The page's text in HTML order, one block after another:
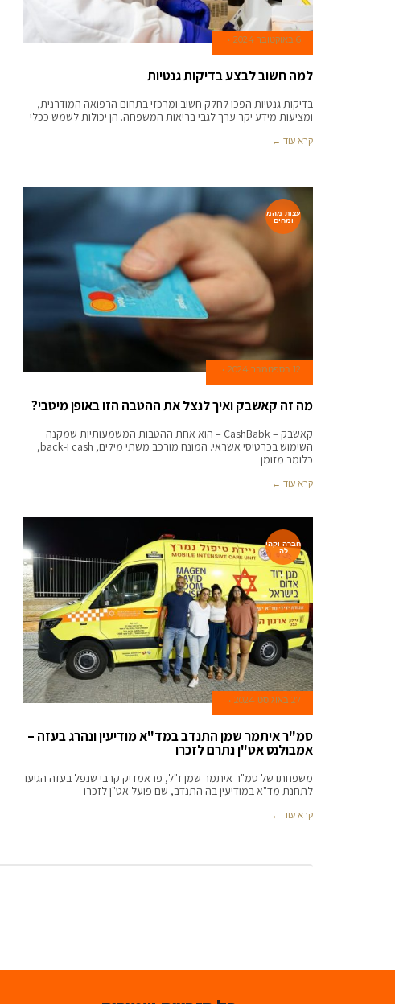
6 באוקטובר 2024
למה חשוב לבצע בדיקות גנטיות
בדיקות גנטיות הפכו לחלק חשוב ומרכזי בתחום הרפואה המודרנית,
ומציעות מידע יקר ערך לגבי בריאות המשפחה. הן יכולות לשמש ככלי
קרא עוד ←
עצות מהמ
ומחים
12 בספטמבר 2024
מה זה קאשבק ואיך לנצל את ההטבה הזו באופן מיטבי?
קאשבק – CashBabk – הוא אחת ההטבות המשמעותיות שמקנה
השימוש בכרטיסי אשראי. המונח מורכב משתי מילים, cash ו-back,
כלומר מזומן
קרא עוד ←
חברה וקהי
לה
27 באוגוסט 2024
סמ"ר איתמר שמן התנדב במד"א מודיעין ונהרג בעזה –
אמבולנס אט"ן נתרם לזכרו
משפחתו של סמ"ר איתמר שמן ז"ל, פראמדיק קרבי שנפל בעזה הגיעו
לתחנת מד"א במודיעין בה התנדב, שם פועל אט"ן לזכרו
קרא עוד ←